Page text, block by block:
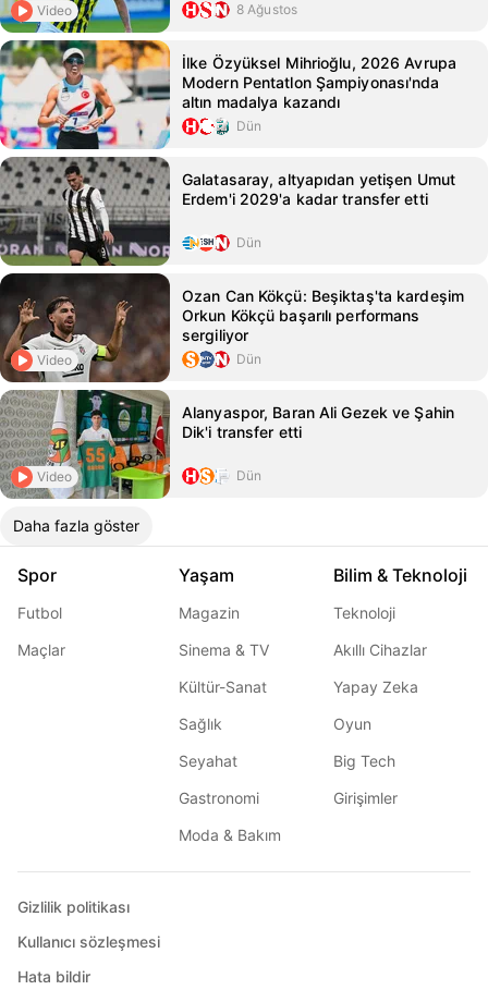
Video 8 Ağustos
İlke Özyüksel Mihrioğlu, 2026 Avrupa
Modern Pentatlon Şampiyonası'nda
altın madalya kazandı
Dün
Galatasaray, altyapıdan yetişen Umut
Erdem'i 2029'a kadar transfer etti
Dün
Video
Ozan Can Kökçü: Beşiktaş'ta kardeşim
Orkun Kökçü başarılı performans
sergiliyor
Dün
Video
Alanyaspor, Baran Ali Gezek ve Şahin
Dik'i transfer etti
Dün
Daha fazla göster
Spor
Futbol
Maçlar
Yaşam
Magazin
Sinema & TV
Kültür-Sanat
Sağlık
Seyahat
Gastronomi
Moda & Bakım
Bilim & Teknoloji
Teknoloji
Akıllı Cihazlar
Yapay Zeka
Oyun
Big Tech
Girişimler
Gizlilik politikası
Kullanıcı sözleşmesi
Hata bildir